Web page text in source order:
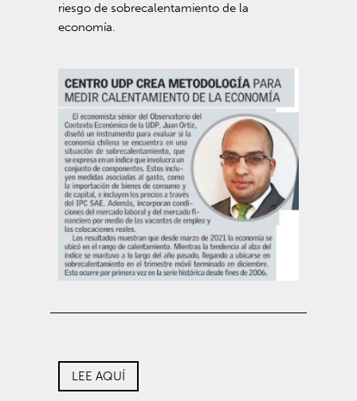
riesgo de sobrecalentamiento de la
economía.
LEE AQUÍ